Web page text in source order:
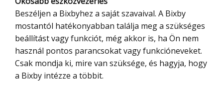
Beszéljen a Bixbyhez a saját szavaival. A Bixby
mostantól hatékonyabban találja meg a szükséges
beállítást vagy funkciót, még akkor is, ha Ön nem
használ pontos parancsokat vagy funkcióneveket.
Csak mondja ki, mire van szüksége, és hagyja, hogy
a Bixby intézze a többit.